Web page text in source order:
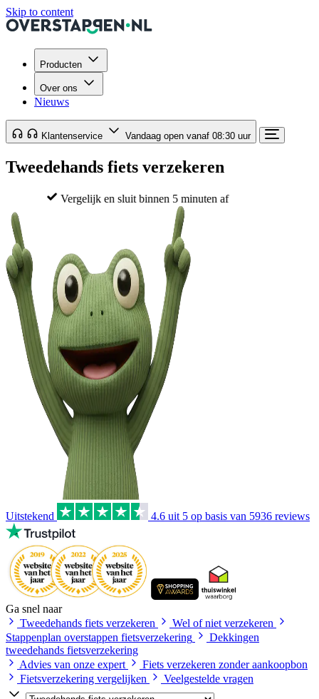
Skip to content
Producten
Over ons
Nieuws
Klantenservice Vandaag open vanaf 08:30 uur
Tweedehands fiets verzekeren
Vergelijk en sluit binnen 5 minuten af
Uitstekend 4.6 uit 5 op basis van 5936 reviews
Ga snel naar
Tweedehands fiets verzekeren
Wel of niet verzekeren
Stappenplan overstappen fietsverzekering
Dekkingen
tweedehands fietsverzekering
Advies van onze expert
Fiets verzekeren zonder aankoopbon
Fietsverzekering vergelijken
Veelgestelde vragen